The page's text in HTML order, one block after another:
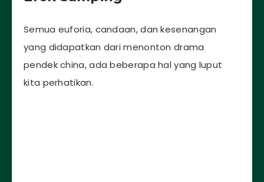
Semua euforia, candaan, dan kesenangan
yang didapatkan dari menonton drama
pendek china, ada beberapa hal yang luput
kita perhatikan.